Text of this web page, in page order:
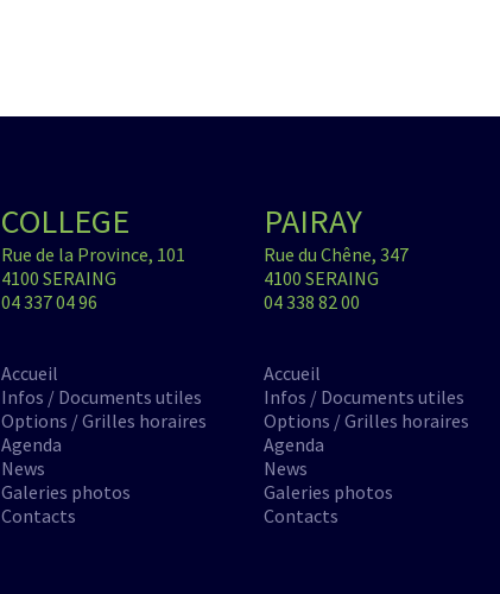
COLLEGE
Rue de la Province, 101
4100 SERAING
04 337 04 96
Accueil
Infos / Documents utiles
Options / Grilles horaires
Agenda
News
Galeries photos
Contacts
PAIRAY
Rue du Chêne, 347
4100 SERAING
04 338 82 00
Accueil
Infos / Documents utiles
Options / Grilles horaires
Agenda
News
Galeries photos
Contacts